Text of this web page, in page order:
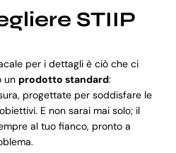
STIIP
per i dettagli è ciò che ci
un prodotto standard:
progettate per soddisfare le
E non sarai mai solo; il
al tuo fianco, pronto a